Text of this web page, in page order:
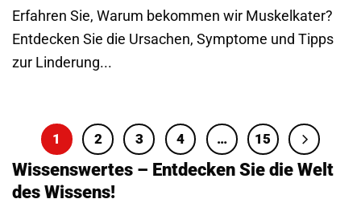
Erfahren Sie, Warum bekommen wir Muskelkater?
Entdecken Sie die Ursachen, Symptome und Tipps
zur Linderung...
1 2 3 4 … 15
Wissenswertes – Entdecken Sie die Welt
des Wissens!